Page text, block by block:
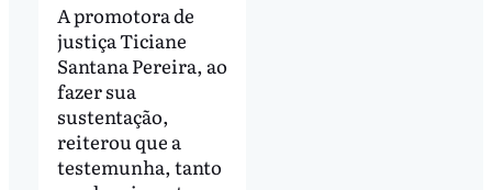
A promotora de
justiça Ticiane
Santana Pereira, ao
fazer sua
sustentação,
reiterou que a
testemunha, tanto